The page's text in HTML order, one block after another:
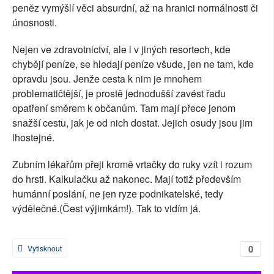
peněz vymýšlí věci absurdní, až na hranici normálnosti či
únosnosti.
Nejen ve zdravotnictví, ale i v jiných resortech, kde
chybějí peníze, se hledají peníze všude, jen ne tam, kde
opravdu jsou. Jenže cesta k nim je mnohem
problematičtější, je prostě jednodušší zavést řadu
opatření směrem k občanům. Tam mají přece jenom
snažší cestu, jak je od nich dostat. Jejich osudy jsou jim
lhostejné.
Zubním lékařům přeji kromě vrtačky do ruky vzít i rozum
do hrsti. Kalkulačku až nakonec. Mají totiž především
humánní poslání, ne jen ryze podnikatelské, tedy
výdělečné.(Čest výjimkám!). Tak to vidím já.
0
Vytisknout